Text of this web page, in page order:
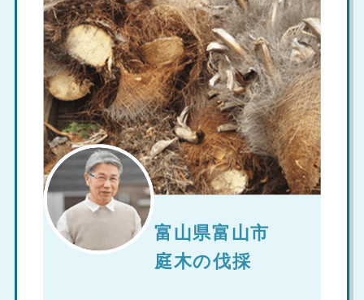
富山県富山市
庭木の伐採